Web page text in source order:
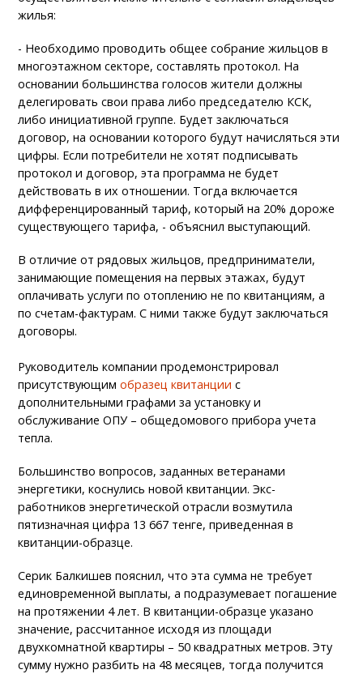
жилья:
- Необходимо проводить общее собрание жильцов в
многоэтажном секторе, составлять протокол. На
основании большинства голосов жители должны
делегировать свои права либо председателю КСК,
либо инициативной группе. Будет заключаться
договор, на основании которого будут начисляться эти
цифры. Если потребители не хотят подписывать
протокол и договор, эта программа не будет
действовать в их отношении. Тогда включается
дифференцированный тариф, который на 20% дороже
существующего тарифа, - объяснил выступающий.
В отличие от рядовых жильцов, предприниматели,
занимающие помещения на первых этажах, будут
оплачивать услуги по отоплению не по квитанциям, а
по счетам-фактурам. С ними также будут заключаться
договоры.
Руководитель компании продемонстрировал
присутствующимобразец квитанциис
дополнительными графами за установку и
обслуживание ОПУ – общедомового прибора учета
тепла.
Большинство вопросов, заданных ветеранами
энергетики, коснулись новой квитанции. Экс-
работников энергетической отрасли возмутила
пятизначная цифра 13 667 тенге, приведенная в
квитанции-образце.
Серик Балкишев пояснил, что эта сумма не требует
единовременной выплаты, а подразумевает погашение
на протяжении 4 лет. В квитанции-образце указано
значение, рассчитанное исходя из площади
двухкомнатной квартиры – 50 квадратных метров. Эту
сумму нужно разбить на 48 месяцев, тогда получится